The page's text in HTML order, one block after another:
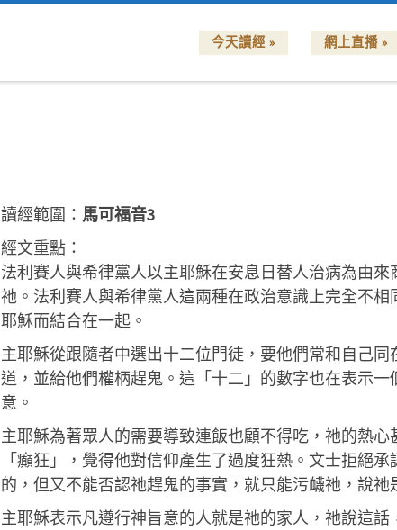
今天讀經 » 網上直播 »
讀經範圍： 馬可福音3
經文重點：
法利賽人與希律黨人以主耶穌在安息日替人治病為由來
祂。法利賽人與希律黨人這兩種在政治意識上完全不相
耶穌而結合在一起。
主耶穌從跟隨者中選出十二位門徒，要他們常和自己同
道，並給他們權柄趕鬼。這「十二」的數字也在表示一
意。
主耶穌為著眾人的需要導致連飯也顧不得吃，祂的熱心
「癲狂」，覺得他對信仰產生了過度狂熱。文士拒絕
的，但又不能否認祂趕鬼的事實，就只能污衊祂，說祂
主耶穌表示凡遵行神旨意的人就是祂的家人，祂說這話